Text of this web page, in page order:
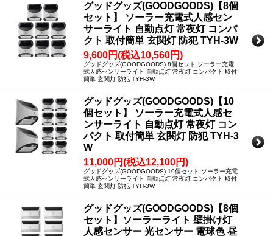
グッドグッズ(GOODGOODS)【8個
セット】 ソーラー充電式人感セン
サーライト 自動点灯 常夜灯 コンパ
クト 取付簡単 玄関灯 防犯 TYH-3W
9,600円(税込10,560円)
グッドグッズ(GOODGOODS) 8個セット ソーラー充電
式人感センサーライト 自動点灯 常夜灯 コンパクト 取付
簡単 玄関灯 防犯 TYH-3W
グッドグッズ(GOODGOODS)【10
個セット】 ソーラー充電式人感セ
ンサーライト 自動点灯 常夜灯 コン
パクト 取付簡単 玄関灯 防犯 TYH-3
W
11,000円(税込12,100円)
グッドグッズ(GOODGOODS) 10個セット ソーラー充電
式人感センサーライト 自動点灯 常夜灯 コンパクト 取付
簡単 玄関灯 防犯 TYH-3W
グッドグッズ(GOODGOODS)【8個
セット】ソーラーライト 壁掛け灯
人感センサー 光センサー 電球色 昼